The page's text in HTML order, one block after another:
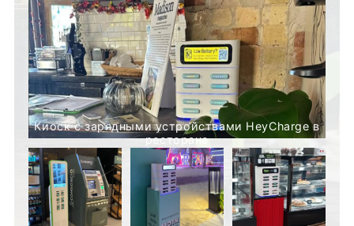
Киоск с зарядными устройствами HeyCharge в
ресторане